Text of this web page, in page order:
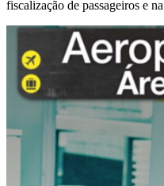
fiscalização de passageiros e